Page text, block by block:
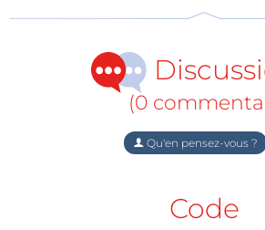
schéma détaillé, dessin de circuit
fameux circuits imprimés qui ont
réputation d'Elektor.
Un concentré de tout le savoir-
(0
Qu'en pensez-vous ?
Code